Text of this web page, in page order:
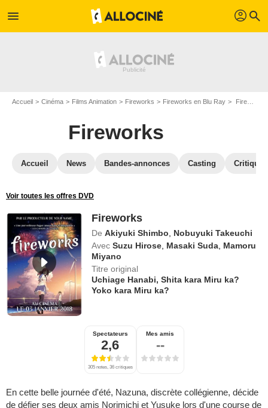
menu profil search
Accueil Cinéma Films Animation Fireworks Fireworks en Blu Ray Fireworks
Fireworks
Accueil News Bandes-annonces Casting
Voir toutes les offres DVD
Fireworks
De Akiyuki Shimbo
Nobuyuki Takeuchi
Avec Suzu Hirose Masaki Suda Mamoru
Miyano
Titre original
Uchiage Hanabi, Shita kara Miru ka?
Yoko kara Miru ka?
Spectateurs
2,6
305 notes, 36 critiques
Mes amis
--
En cette belle journée d'été, Nazuna, discrète collégienne, décide
de défier ses deux amis Norimichi et Yusuke lors d'une course de